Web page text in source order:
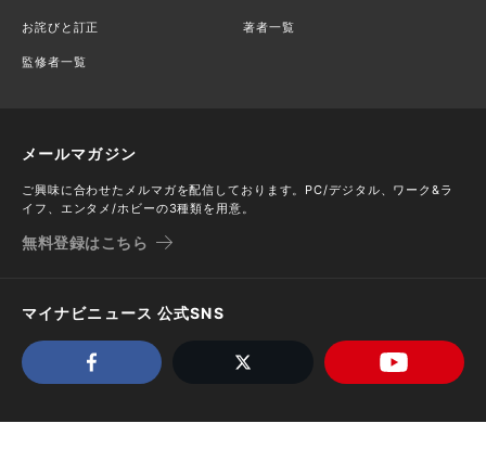
お詫びと訂正 著者一覧
監修者一覧
メールマガジン
ご興味に合わせたメルマガを配信しております。PC/デジタル、ワーク&ラ
イフ、エンタメ/ホビーの3種類を用意。
無料登録はこちら
マイナビニュース 公式SNS